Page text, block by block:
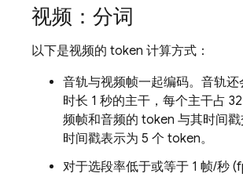
视频：分词
以下是视频的 token 计算方式：
音轨与视频帧一起编码。音轨还
时长 1 秒的主干 ，每个主干占
频帧和音频的 token 与其时间戳
时间戳表示为 5 个 token。
对于选段率低于或等于 1 帧/秒